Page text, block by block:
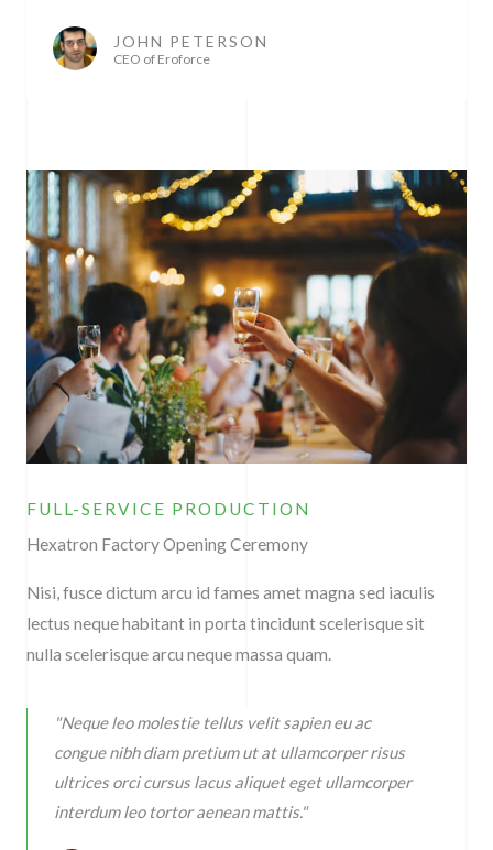
JOHN PETERSON
CEO of Eroforce
FULL-SERVICE PRODUCTION
Hexatron Factory Opening Ceremony
Nisi, fusce dictum arcu id fames amet magna sed iaculis
lectus neque habitant in porta tincidunt scelerisque sit
nulla scelerisque arcu neque massa quam.
"Neque leo molestie tellus velit sapien eu ac
congue nibh diam pretium ut at ullamcorper risus
ultrices orci cursus lacus aliquet eget ullamcorper
interdum leo tortor aenean mattis."